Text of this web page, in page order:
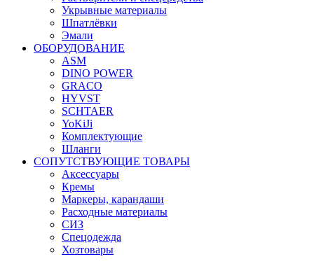
Укрывные материалы
Шпатлёвки
Эмали
ОБОРУДОВАНИЕ
ASM
DINO POWER
GRACO
HYVST
SCHTAER
YoKiJi
Комплектующие
Шланги
СОПУТСТВУЮЩИЕ ТОВАРЫ
Аксессуары
Кремы
Маркеры, карандаши
Расходные материалы
СИЗ
Спецодежда
Хозтовары